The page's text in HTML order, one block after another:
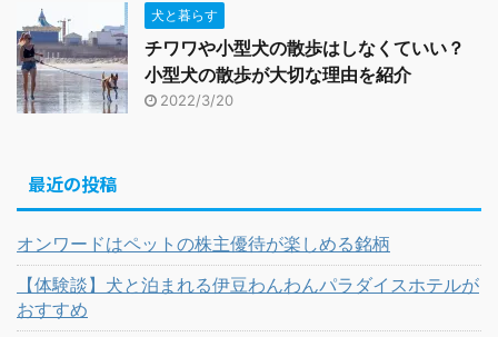
犬と暮らす
チワワや小型犬の散歩はしなくていい？
小型犬の散歩が大切な理由を紹介
2022/3/20
最近の投稿
オンワードはペットの株主優待が楽しめる銘柄
【体験談】犬と泊まれる伊豆わんわんパラダイスホテルが
おすすめ